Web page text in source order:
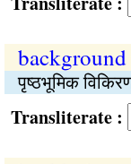
पृष्ठभूमिक
: